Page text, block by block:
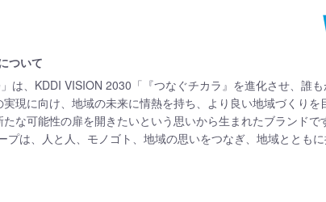
ついて
」は、KDDI VISION 2030「『つなぐチカラ』を進化させ、誰
実現に向け、地域の未来に情熱を持ち、より良い地域づくりを
な可能性の扉を開きたいという思いから生まれたブランドで
プは、人と人、モノゴト、地域の思いをつなぎ、地域ととも